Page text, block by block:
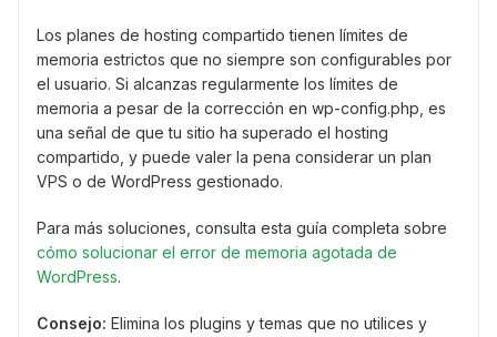
Los planes de hosting compartido tienen límites de
memoria estrictos que no siempre son configurables por
el usuario. Si alcanzas regularmente los límites de
memoria a pesar de la corrección en wp-config.php, es
una señal de que tu sitio ha superado el hosting
compartido, y puede valer la pena considerar un plan
VPS o de WordPress gestionado.
Para más soluciones, consulta esta guía completa sobre
cómo solucionar el error de memoria agotada de
WordPress.
Consejo: Elimina los plugins y temas que no utilices y